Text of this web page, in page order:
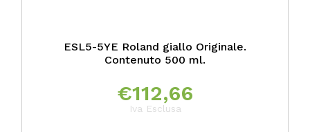
ESL5-5YE Roland giallo Originale.
Contenuto 500 ml.
€112,66
Iva Esclusa